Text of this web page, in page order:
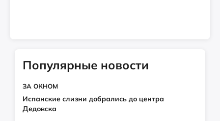
Популярные новости
ЗА ОКНОМ
Испанские слизни добрались до центра
Дедовска